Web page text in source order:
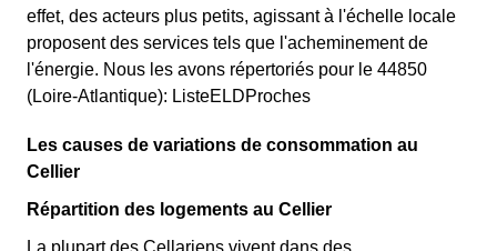
effet, des acteurs plus petits, agissant à l'échelle locale
proposent des services tels que l'acheminement de
l'énergie. Nous les avons répertoriés pour le 44850
(Loire-Atlantique): ListeELDProches
Les causes de variations de consommation au
Cellier
Répartition des logements au Cellier
La plupart des Cellariens vivent dans des